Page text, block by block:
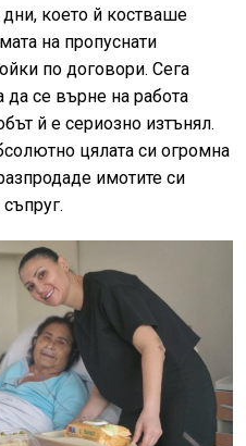
дни, което й костваше
на пропуснати
по договори. Сега
да се върне на работа
й е сериозно изтънял.
цялата си огромна
имотите си